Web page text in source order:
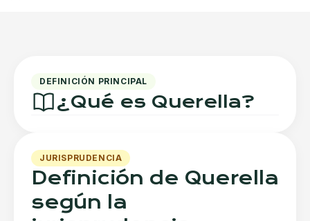
DEFINICIÓN PRINCIPAL
¿Qué es Querella?
JURISPRUDENCIA
Definición de Querella
según la